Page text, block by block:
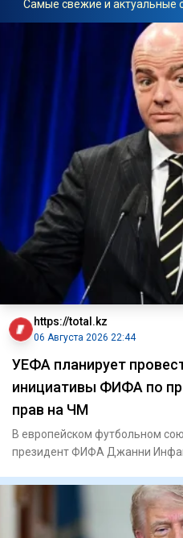
Самые свежие и актуальные
https://total.kz
06 Августа 2026 22:44
УЕФА планирует
инициативы ФИФА по
прав на ЧМ
В европейском футбольном
президент ФИФА Джанни